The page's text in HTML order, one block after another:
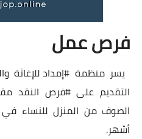
فرص عمل
يسر منظمة #إمدادللإغاثة
التقديم على#فرص النقد
الصوف من المنزل للنساء
أشهر.